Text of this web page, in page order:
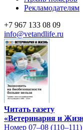
Рекламодателям
+7 967 133 08 09
info@vetandlife.ru
Читать газету
«Ветеринария и
Номер 07–08